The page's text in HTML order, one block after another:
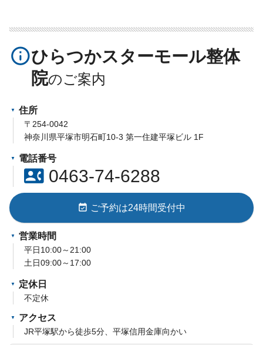
info_outlineひらつかスターモール整体
院
住所
〒254-0042
神奈川県平塚市明石町10-3 第一住建平塚ビル 1F
電話番号
contact_phone0463-74-6288
event_available ご予約は24時間受付中
営業時間
平日10:00～21:00
土日09:00～17:00
定休日
不定休
アクセス
JR平塚駅から徒歩5分、平塚信用金庫向かい